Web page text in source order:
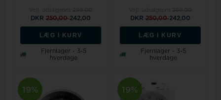
DKR250,00242,00
LÆG I KURV
Fjernlager - 3-5
hverdage
DKR 250,00242,00
LÆG I KURV
Fjernlager - 3-5
hverdage
19% 19%